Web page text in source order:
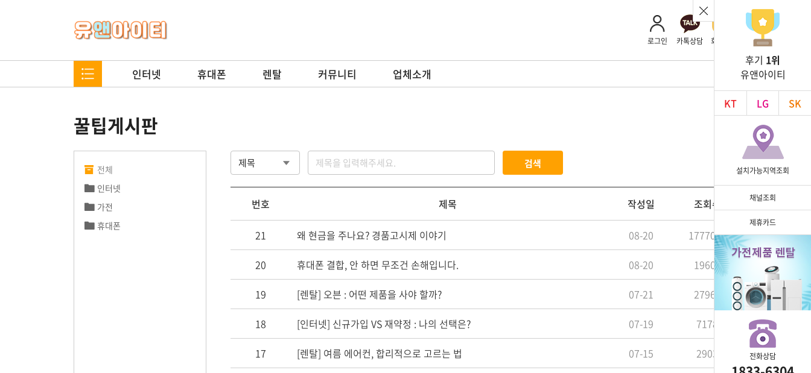
로그인 카톡상담 회사소개
인터넷 휴대폰 렌탈 커뮤니티 업체소개
후기 1위
유앤아이티
KT
LG SK
설치가능지역조회
채널조회
제휴카드
전화상담
꿀팁게시판
전체
인터넷
가전
휴대폰
검색
번호 제목 작성일 조회수
21 왜 현금을 주나요? 경품고시제 이야기 08-20 1777057
20 휴대폰 결합, 안 하면 무조건 손해입니다. 08-20 19601
19 [렌탈] 오븐 : 어떤 제품을 사야 할까? 07-21 27963
18 [인터넷] 신규가입 VS 재약정 : 나의 선택은? 07-19 7178
17 [렌탈] 여름 에어컨, 합리적으로 고르는 법 07-15 2903